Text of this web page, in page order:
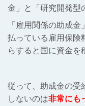
金」と「研究開発型
「雇用関係の助成
払っている雇用保険
らすると国に資金を
従って、助成金の受
しないのは非常にも